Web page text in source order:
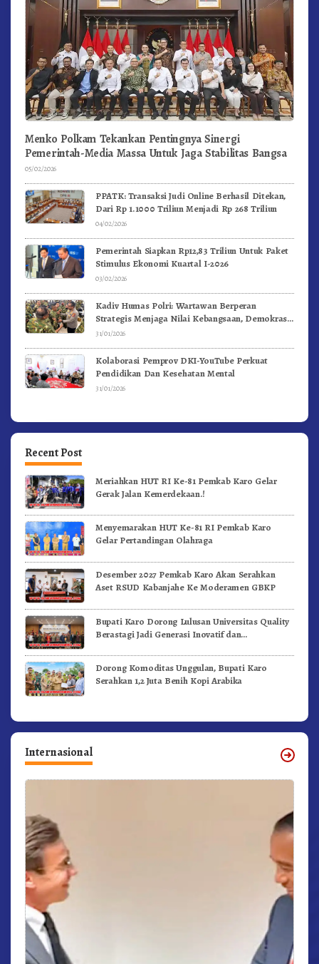
Menko Polkam Tekankan Pentingnya Sinergi
Pemerintah-Media Massa Untuk Jaga Stabilitas Bangsa
05/02/2026
PPATK: Transaksi Judi Online Berhasil Ditekan,
Dari Rp 1.1000 Triliun Menjadi Rp 268 Triliun
04/02/2026
Pemerintah Siapkan Rp12,83 Triliun Untuk Paket
Stimulus Ekonomi Kuartal I-2026
03/02/2026
Kadiv Humas Polri: Wartawan Berperan
Strategis Menjaga Nilai Kebangsaan, Demokrasi,
dan NKRI
31/01/2026
Kolaborasi Pemprov DKI-YouTube Perkuat
Pendidikan Dan Kesehatan Mental
31/01/2026
Recent Post
Meriahkan HUT RI Ke-81 Pemkab Karo Gelar
Gerak Jalan Kemerdekaan.!
Menyemarakan HUT Ke-81 RI Pemkab Karo
Gelar Pertandingan Olahraga
Desember 2027 Pemkab Karo Akan Serahkan
Aset RSUD Kabanjahe Ke Moderamen GBKP
Bupati Karo Dorong Lulusan Universitas Quality
Berastagi Jadi Generasi Inovatif dan
Dorong Komoditas Unggulan, Bupati Karo
Serahkan 1,2 Juta Benih Kopi Arabika
Internasional